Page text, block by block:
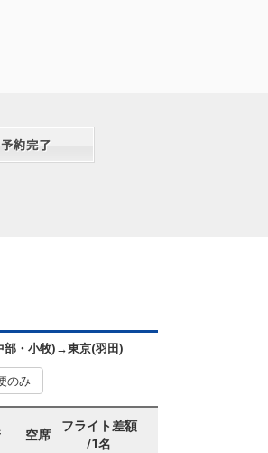
部・小牧) →東京(羽田)
のみ
空席
フライト差額
/1名